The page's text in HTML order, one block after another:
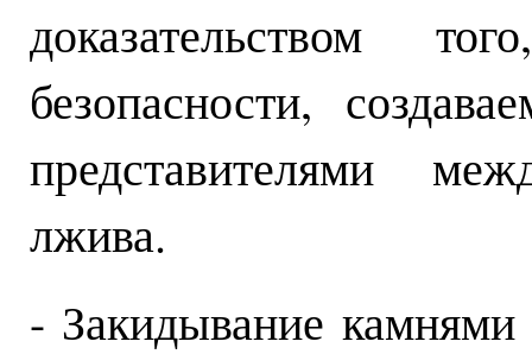
доказательством
безопасности,
представителями
лжива.
- Закидывание камнями